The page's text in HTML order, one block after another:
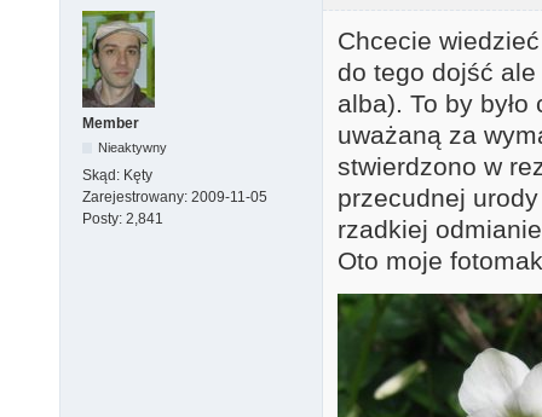
Member
Nieaktywny
Skąd: Kęty
Zarejestrowany: 2009-11-05
Posty: 2,841
Chcecie
do tego dojść
alba). To by
uważaną za
stwierdzono w
przecudnej
rzadkiej
Oto moje